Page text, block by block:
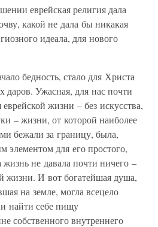
еврейская религия дала
какой не дала бы никакая
идеала, для нового
бедность, стало для Христа
даров. Ужасная, для нас почти
жизни – без искусства,
– жизни, от которой наиболее
бежали за границу, была,
элементом для его простого,
не давала почти ничего –
жизни. И вот богатейшая душа,
на земле, могла всецело
и найти себе пищу
собственного внутреннего